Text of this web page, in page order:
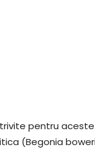
pentru
(Begonia